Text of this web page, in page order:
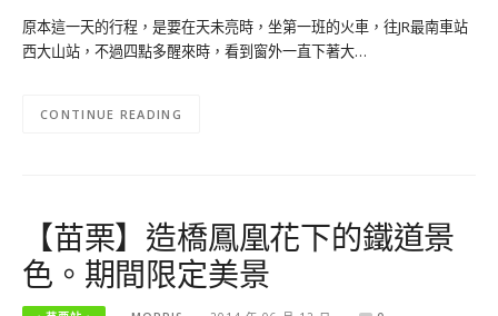
原本這一天的行程，是要在天未亮時，坐第一班的火車，往JR最南車站
西大山站，不過四點多醒來時，看到窗外一直下著大…
CONTINUE READING
【苗栗】造橋鳳凰花下的鐵道景
色。期間限定美景